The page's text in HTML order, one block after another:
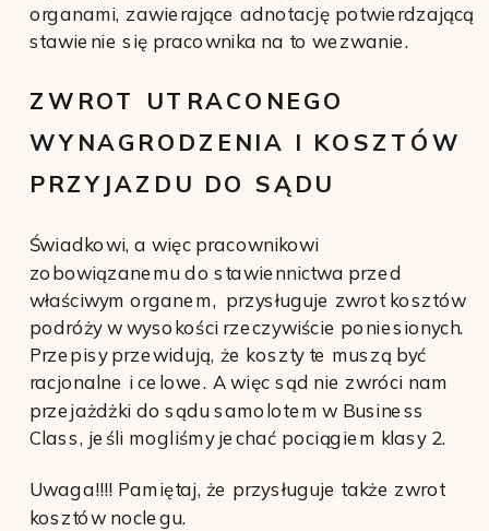
organami, zawierające adnotację potwierdzającą
stawienie się pracownika na to wezwanie.
ZWROT UTRACONEGO
WYNAGRODZENIA I KOSZTÓW
PRZYJAZDU DO SĄDU
Świadkowi, a więc pracownikowi
zobowiązanemu do stawiennictwa przed
właściwym organem, przysługuje zwrot kosztów
podróży w wysokości rzeczywiście poniesionych.
Przepisy przewidują, że koszty te muszą być
racjonalne i celowe. A więc sąd nie zwróci nam
przejażdżki do sądu samolotem w Business
Class, jeśli mogliśmy jechać pociągiem klasy 2.
Uwaga!!!! Pamiętaj, że przysługuje także zwrot
kosztów noclegu.